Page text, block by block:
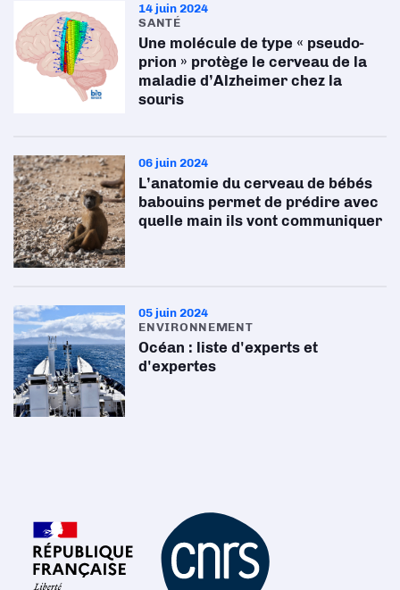
14 juin 2024
SANTÉ
Une molécule de type « pseudo-
prion » protège le cerveau de la
maladie d’Alzheimer chez la
souris
06 juin 2024
L’anatomie du cerveau de bébés
babouins permet de prédire avec
quelle main ils vont communiquer
05 juin 2024
ENVIRONNEMENT
Océan : liste d'experts et
d'expertes